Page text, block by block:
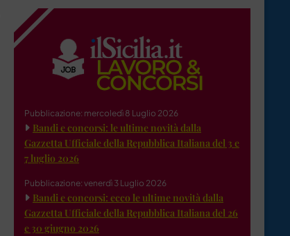
Pubblicazione: mercoledì 8 Luglio 2026
Bandi e concorsi: le ultime novità dalla
Gazzetta Ufficiale della Repubblica Italiana del 3 e
7 luglio 2026
Pubblicazione: venerdì 3 Luglio 2026
Bandi e concorsi: ecco le ultime novità dalla
Gazzetta Ufficiale della Repubblica Italiana del 26
e 30 giugno 2026